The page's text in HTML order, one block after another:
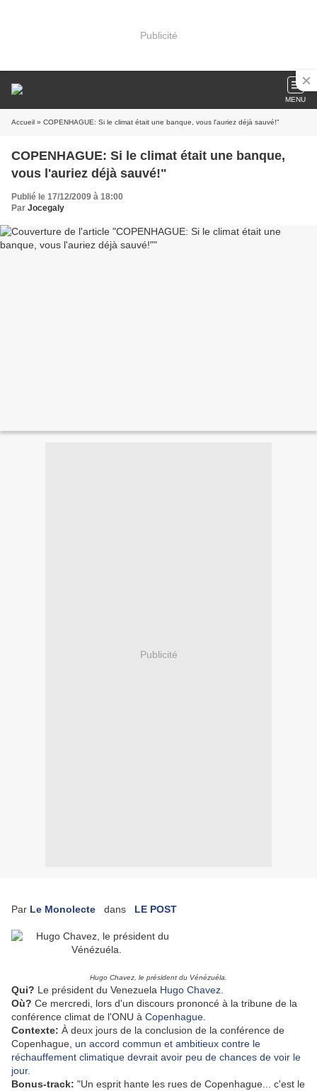
Publicité
MENU
Accueil » COPENHAGUE: Si le climat était une banque, vous l'auriez déjà sauvé!"
COPENHAGUE: Si le climat était une banque,
vous l'auriez déjà sauvé!"
Publié le 17/12/2009 à 18:00
Par Jocegaly
Publicité
Par Le Monolecte dans LE POST
Hugo Chavez, le président du Vénézuéla.
Qui? Le président du Venezuela Hugo Chavez
Où? Ce mercredi, lors d'un discours prononcé à la tribune de la
conférence climat de l'ONU à Copenhague
Contexte: À deux jours de la conclusion de la conférence de
Copenhague, un accord commun et ambitieux contre le
réchauffement climatique devrait avoir peu de chances de voir le
jour.
Bonus-track: "Un esprit hante les rues de Copenhague... c'est le